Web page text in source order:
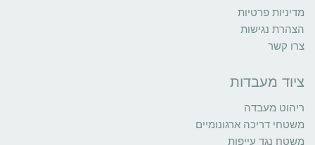
מדיניות פרטיות
הצהרת נגישות
צרו קשר
ציוד מעבדות
ריהוט מעבדה
משטחי דריכה ארגונומיים
משטח נגד עייפות